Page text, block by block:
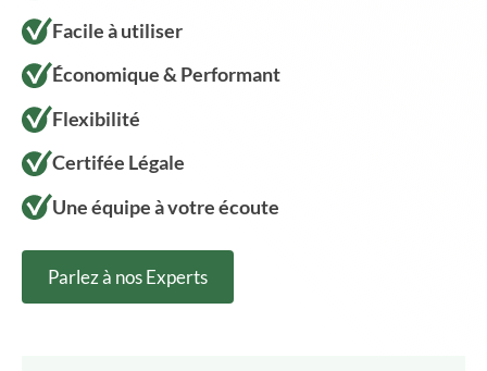
Facile à utiliser
Économique & Performant
Flexibilité
Certifée Légale
Une équipe à votre écoute
Parlez à nos Experts